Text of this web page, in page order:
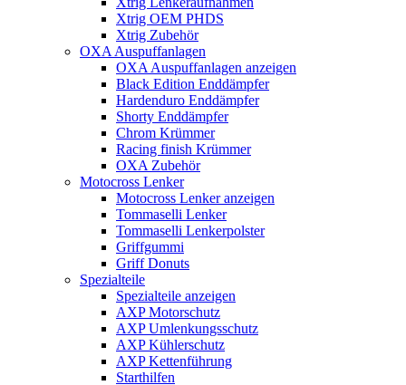
Xtrig OEM PHDS
Xtrig Zubehör
OXA Auspuffanlagen
OXA Auspuffanlagen anzeigen
Black Edition Enddämpfer
Hardenduro Enddämpfer
Shorty Enddämpfer
Chrom Krümmer
Racing finish Krümmer
OXA Zubehör
Motocross Lenker
Motocross Lenker anzeigen
Tommaselli Lenker
Tommaselli Lenkerpolster
Griffgummi
Griff Donuts
Spezialteile
Spezialteile anzeigen
AXP Motorschutz
AXP Umlenkungsschutz
AXP Kühlerschutz
AXP Kettenführung
Starthilfen